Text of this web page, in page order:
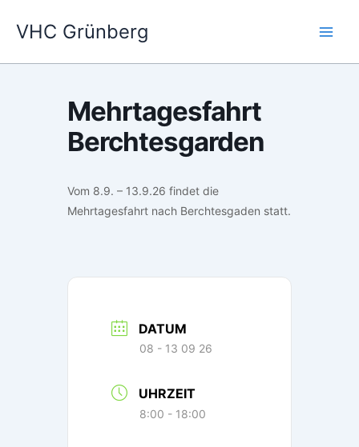
InhaltVHC Grünberg
Mehrtagesfahrt
Berchtesgarden
Vom 8.9. – 13.9.26 findet die
Mehrtagesfahrt nach Berchtesgaden statt.
DATUM
08 - 13 09 26
UHRZEIT
8:00 - 18:00